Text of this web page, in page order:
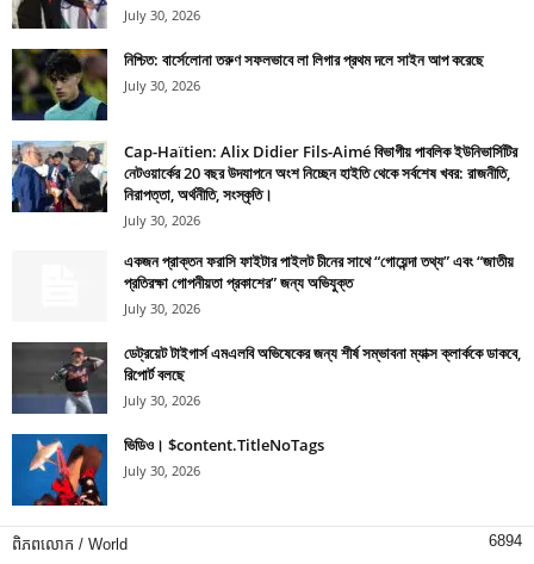
July 30, 2026
নিশ্চিত: বার্সেলোনা তরুণ সফলভাবে লা লিগার প্রথম দলে সাইন আপ করেছে
July 30, 2026
Cap-Haïtien: Alix Didier Fils-Aimé বিভাগীয় পাবলিক ইউনিভার্সিটির
নেটওয়ার্কের 20 বছর উদযাপনে অংশ নিচ্ছেন হাইতি থেকে সর্বশেষ খবর: রাজনীতি,
নিরাপত্তা, অর্থনীতি, সংস্কৃতি।
July 30, 2026
একজন প্রাক্তন ফরাসি ফাইটার পাইলট চীনের সাথে “গোয়েন্দা তথ্য” এবং “জাতীয়
প্রতিরক্ষা গোপনীয়তা প্রকাশের” জন্য অভিযুক্ত
July 30, 2026
ডেট্রয়েট টাইগার্স এমএলবি অভিষেকের জন্য শীর্ষ সম্ভাবনা ম্যাক্স ক্লার্ককে ডাকবে,
রিপোর্ট বলছে
July 30, 2026
ভিডিও। $content.TitleNoTags
July 30, 2026
ពិភពលោក / World 6894